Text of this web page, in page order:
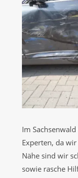
Im
Experten, da
Nähe sind wir
sowie rasche